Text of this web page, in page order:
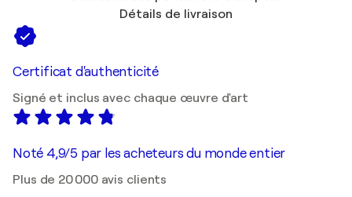
Détails de livraison
Certificat d'authenticité
Signé et inclus avec chaque œuvre d'art
Noté 4,9/5 par les acheteurs du monde entier
Plus de 20 000 avis clients